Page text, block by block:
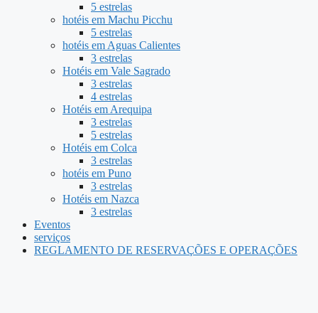
5 estrelas
hotéis em Machu Picchu
5 estrelas
hotéis em Aguas Calientes
3 estrelas
Hotéis em Vale Sagrado
3 estrelas
4 estrelas
Hotéis em Arequipa
3 estrelas
5 estrelas
Hotéis em Colca
3 estrelas
hotéis em Puno
3 estrelas
Hotéis em Nazca
3 estrelas
Eventos
serviços
REGLAMENTO DE RESERVAÇÕES E OPERAÇÕES